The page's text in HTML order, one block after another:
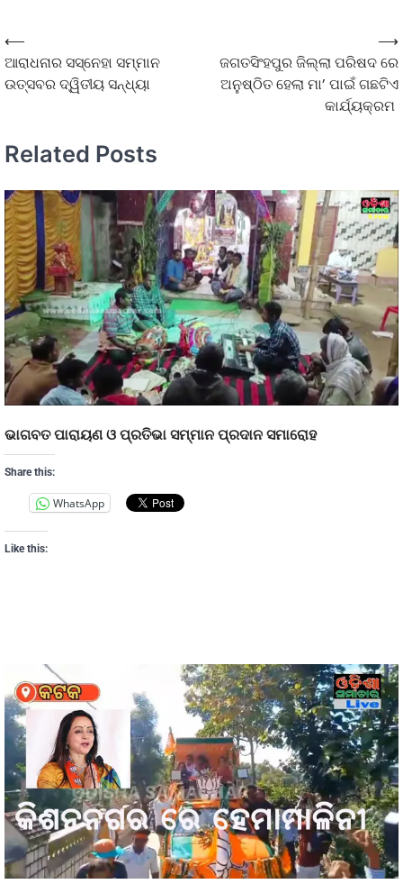
⟵
ଆରାଧନାର ସସ୍ନେହା ସମ୍ମାନ
ଉତ୍ସବର ଦ୍ୱିତୀୟ ସନ୍ଧ୍ୟା
ଜଗତସିଂହପୁର ଜିଲ୍ଲା ପରିଷଦ ରେ
ଅନୁଷ୍ଠିତ ହେଲା ମା’ ପାଇଁ ଗଛଟିଏ
କାର୍ଯ୍ୟକ୍ରମ
⟶
Related Posts
ଭାଗବତ ପାରାୟଣ ଓ ପ୍ରତିଭା ସମ୍ମାନ ପ୍ରଦାନ ସମାରୋହ
Share this:
WhatsApp
Like this: